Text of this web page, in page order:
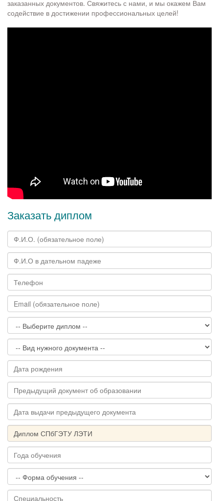
заказанных документов. Свяжитесь с нами, и мы окажем Вам
содействие в достижении профессиональных целей!
Заказать диплом